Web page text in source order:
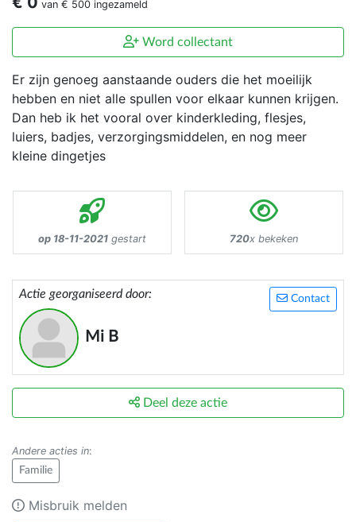
van € 500 ingezameld
Word collectant
Er zijn genoeg aanstaande ouders die het moeilijk
hebben en niet alle spullen voor elkaar kunnen krijgen.
Dan heb ik het vooral over kinderkleding, flesjes,
luiers, badjes, verzorgingsmiddelen, en nog meer
kleine dingetjes
op 18-11-2021 gestart 720x bekeken
Contact
Actie georganiseerd door:
Mi B
Deel deze actie
Andere acties in:
Familie
Misbruik melden